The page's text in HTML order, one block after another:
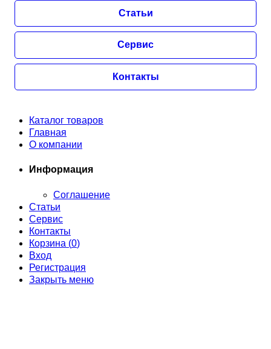
Статьи
Сервис
Контакты
Каталог товаров
Главная
О компании
Информация
Соглашение
Статьи
Сервис
Контакты
Корзина (0)
Вход
Регистрация
Закрыть меню